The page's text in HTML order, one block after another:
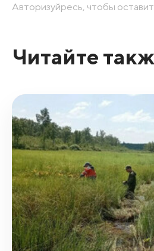
Авторизуйресь, чтобы
Читайте